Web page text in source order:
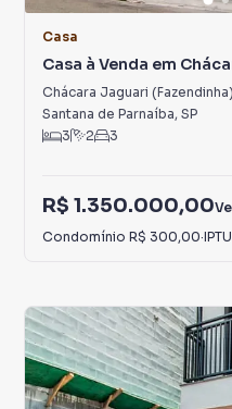
Casa
Casa à Venda em
Chácara Jaguari (Fazendinha)
Santana de Parnaíba, SP
3
2 3
R$ 1.350.000,00
Condomínio R$ 300,00·IPTU